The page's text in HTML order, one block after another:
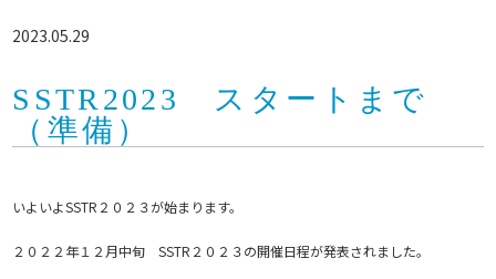
2023.05.29
SSTR2023 スタートまで
（準備）
いよいよSSTR２０２３が始まります。
２０２２年１２月中旬 SSTR２０２３の開催日程が発表されました。